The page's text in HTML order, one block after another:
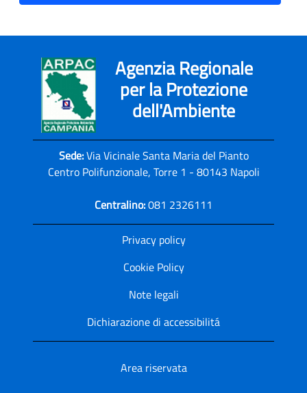
Agenzia Regionale
per la Protezione
dell'Ambiente
Sede:Via Vicinale Santa Maria del Pianto
Centro Polifunzionale, Torre 1 - 80143 Napoli
Centralino:081 2326111
Privacy policy
Cookie Policy
Note legali
Dichiarazione di accessibilitá
Area riservata